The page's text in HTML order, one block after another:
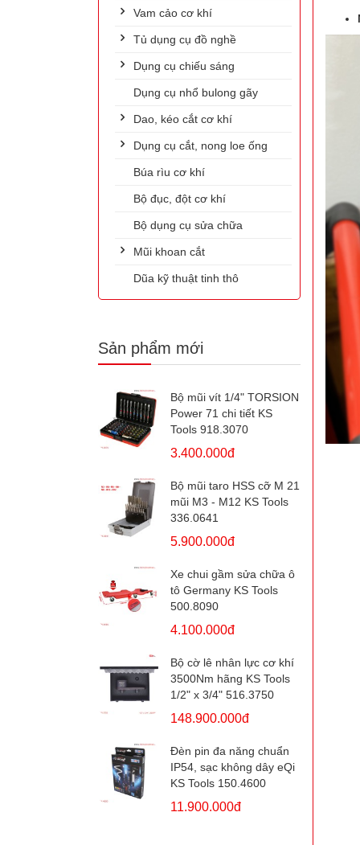
Vam cảo cơ khí
Tủ dụng cụ đồ nghề
Dụng cụ chiếu sáng
Dụng cụ nhổ bulong gãy
Dao, kéo cắt cơ khí
Dụng cụ cắt, nong loe ống
Búa rìu cơ khí
Bộ đục, đột cơ khí
Bộ dụng cụ sửa chữa
Mũi khoan cắt
Dũa kỹ thuật tinh thô
Sản phẩm mới
Bộ mũi vít 1/4" TORSION
Power 71 chi tiết KS
Tools 918.3070
3.400.000đ
Bộ mũi taro HSS cỡ M 21
mũi M3 - M12 KS Tools
336.0641
5.900.000đ
Xe chui gầm sửa chữa ô
tô Germany KS Tools
500.8090
4.100.000đ
Bộ cờ lê nhân lực cơ khí
3500Nm hãng KS Tools
1/2" x 3/4" 516.3750
148.900.000đ
Đèn pin đa năng chuẩn
IP54, sạc không dây eQi
KS Tools 150.4600
11.900.000đ